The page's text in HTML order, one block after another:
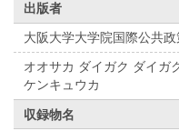
出版者
大阪大学大学院国際公共
オオサカ ダイガク ダイガ
ケンキュウカ
収録物名